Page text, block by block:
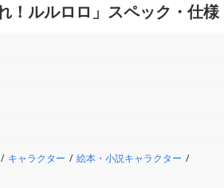
！ルルロロ」スペック・仕様
キャラクター
絵本・小説キャラクター